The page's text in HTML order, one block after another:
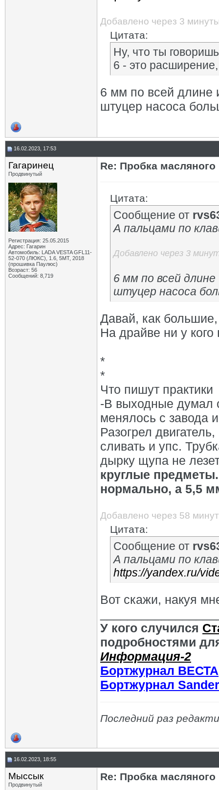
Добавлено через 3
Цитата:
Ну, что ты
6 - это
6 мм по всей длине
штуцер насоса
16.02.2023, 17:53
Гагаринец
Продвинутый
Регистрация: 25.05.2015
Адрес: Гагарин
Автомобиль: LADA VESTA GFL11-
52-070 (ЛЮКС), 1.6, 5МТ, 2018
(прошивка Паулюс)
Возраст: 56
Сообщений: 8,719
Re: Пробка масляного
Цитата:
Сообщение от
А пальцами по
Добавлено через 3
6 мм по всей
штуцер насоса
Давай, как
На драйве ни у
*
*
Что пишут практики
-В выходные думал
менялось с завода
Разогрел
сливать и упс.
дырку щупа не
круглые
нормально, а 5,5
Добавлено через 58 минут
Цитата:
Сообщение от
А пальцами по
https://yandex.ru/
Вот скажи, накуя
У кого случился
подробностями
Информация-2
Бортжурнал ВЕСТА
Бортжурнал
Последний раз
16.02.2023, 18:55
Мыссык
Продвинутый
Re: Пробка масляного